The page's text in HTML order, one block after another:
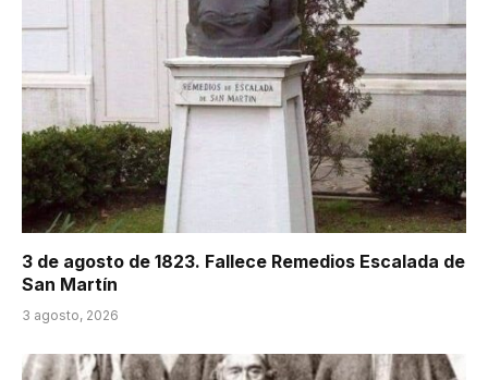
3 de agosto de 1823. Fallece Remedios Escalada de
San Martín
3 agosto, 2026